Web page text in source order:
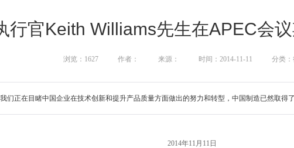
行官Keith Williams先生在APEC会
浏览： 1627 作者： 来源： 时间：2014-11-11 分类
们正在目睹中国企业在技术创新和提升产品质量方面做出的努力和转型，中国制造已然取得
2014年11月11日